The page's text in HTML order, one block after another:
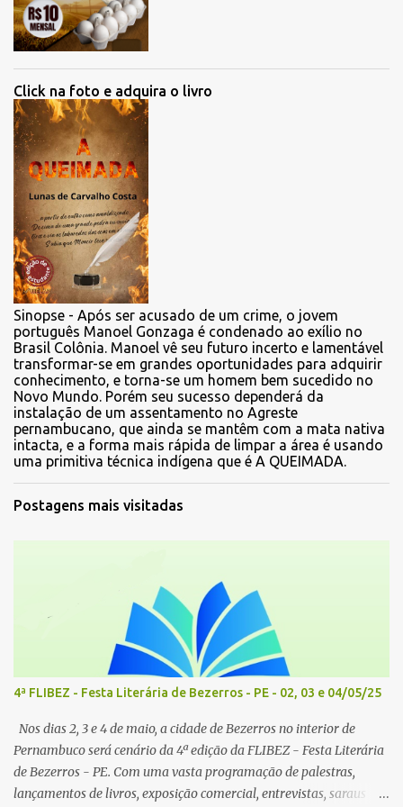
Click na foto e adquira o livro
Sinopse - Após ser acusado de um crime, o jovem
português Manoel Gonzaga é condenado ao exílio no
Brasil Colônia. Manoel vê seu futuro incerto e lamentável
transformar-se em grandes oportunidades para adquirir
conhecimento, e torna-se um homem bem sucedido no
Novo Mundo. Porém seu sucesso dependerá da
instalação de um assentamento no Agreste
pernambucano, que ainda se mantêm com a mata nativa
intacta, e a forma mais rápida de limpar a área é usando
uma primitiva técnica indígena que é A QUEIMADA.
Postagens mais visitadas
4ª FLIBEZ - Festa Literária de Bezerros - PE - 02, 03 e 04/05/25
Nos dias 2, 3 e 4 de maio, a cidade de Bezerros no interior de
Pernambuco será cenário da 4ª edição da FLIBEZ - Festa Literária
de Bezerros - PE. Com uma vasta programação de palestras,
lançamentos de livros, exposição comercial, entrevistas, saraus